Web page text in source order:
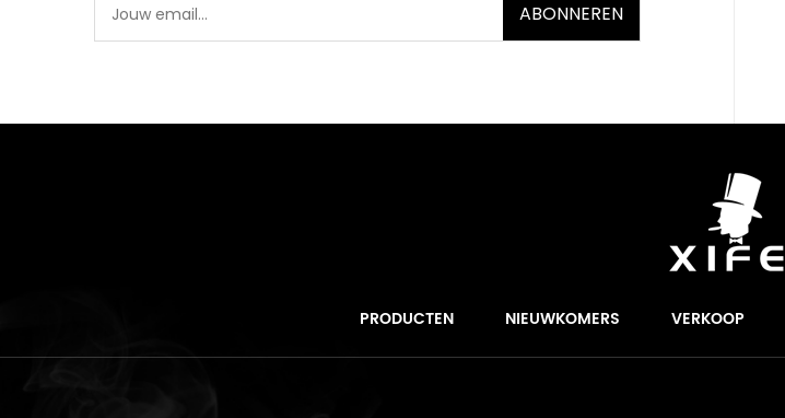
ABONNEREN
PRODUCTEN NIEUWKOMERS VERKOOP